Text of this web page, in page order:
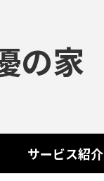
の家
サービス紹介